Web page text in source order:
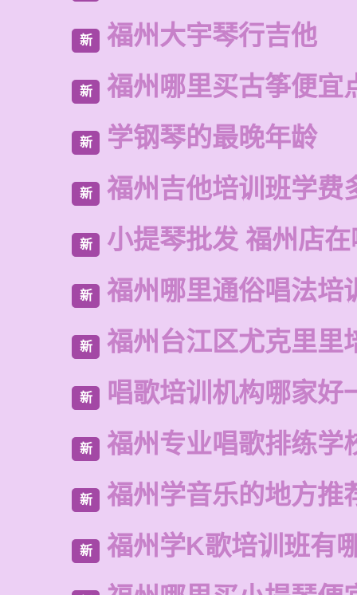
新 福州大宇琴行吉他
新 福州哪里买古筝便宜
新 学钢琴的最晚年龄
新 福州吉他培训班学费
新 小提琴批发 福州店
新 福州哪里通俗唱法培
新 福州台江区尤克里里
新 唱歌培训机构哪家好
新 福州专业唱歌排练学
新 福州学音乐的地方推
新 福州学K歌培训班有